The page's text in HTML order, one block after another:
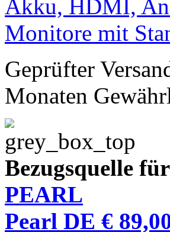
Geprüfter
Monaten
Bezugsquelle für
PEARL
Pearl DE €